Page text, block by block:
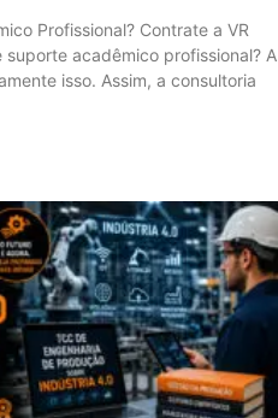
Profissional? Contrate a VR
acadêmico profissional? A
isso. Assim, a consultoria